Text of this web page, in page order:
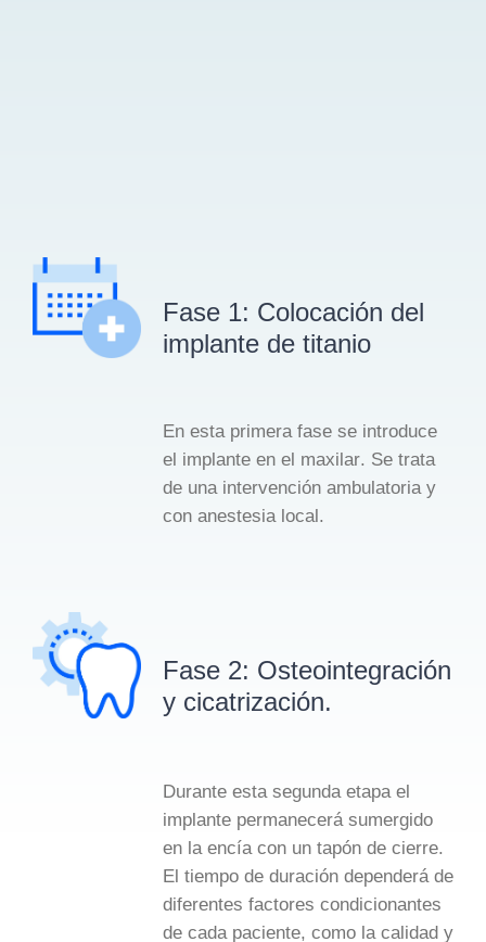
Fase 1: Colocación del
implante de titanio
En esta primera fase se introduce
el implante en el maxilar. Se trata
de una intervención ambulatoria y
con anestesia local.
Fase 2: Osteointegración
y cicatrización.
Durante esta segunda etapa el
implante permanecerá sumergido
en la encía con un tapón de cierre.
El tiempo de duración dependerá de
diferentes factores condicionantes
de cada paciente, como la calidad y